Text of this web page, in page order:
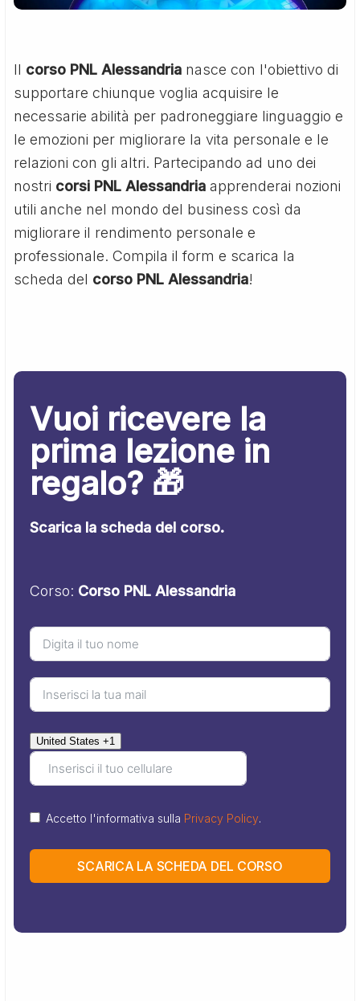
Il corso PNL Alessandria nasce con l'obiettivo di
supportare chiunque voglia acquisire le
necessarie abilità per padroneggiare linguaggio e
le emozioni per migliorare la vita personale e le
relazioni con gli altri. Partecipando ad uno dei
nostri corsi PNL Alessandria apprenderai nozioni
utili anche nel mondo del business così da
migliorare il rendimento personale e
professionale. Compila il form e scarica la
scheda del corso PNL Alessandria!
Vuoi ricevere la
prima lezione in
regalo? 🎁
Scarica la scheda del corso.
Corso: Corso PNL Alessandria
United States +1
Accetto l'informativa sulla Privacy Policy.
SCARICA LA SCHEDA DEL CORSO